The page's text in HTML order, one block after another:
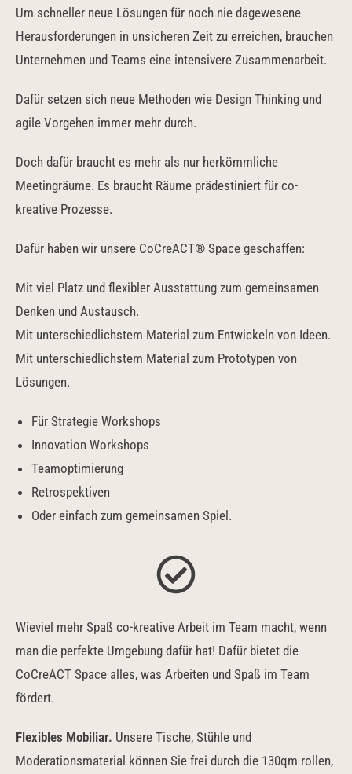
Um schneller neue Lösungen für noch nie dagewesene
Herausforderungen in unsicheren Zeit zu erreichen, brauchen
Unternehmen und Teams eine intensivere Zusammenarbeit.
Dafür setzen sich neue Methoden wie Design Thinking und
agile Vorgehen immer mehr durch.
Doch dafür braucht es mehr als nur herkömmliche
Meetingräume. Es braucht Räume prädestiniert für co-
kreative Prozesse.
Dafür haben wir unsere CoCreACT® Space geschaffen:
Mit viel Platz und flexibler Ausstattung zum gemeinsamen
Denken und Austausch.
Mit unterschiedlichstem Material zum Entwickeln von Ideen.
Mit unterschiedlichstem Material zum Prototypen von
Lösungen.
Für Strategie Workshops
Innovation Workshops
Teamoptimierung
Retrospektiven
Oder einfach zum gemeinsamen Spiel.
Wieviel mehr Spaß co-kreative Arbeit im Team macht, wenn
man die perfekte Umgebung dafür hat! Dafür bietet die
CoCreACT Space alles, was Arbeiten und Spaß im Team
fördert.
Flexibles Mobiliar. Unsere Tische, Stühle und
Moderationsmaterial können Sie frei durch die 130qm rollen,